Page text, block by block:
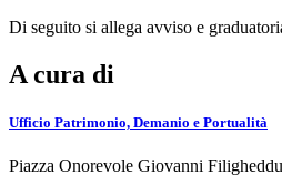
Di seguito si allega avviso e
A cura di
Ufficio Patrimonio, Demanio e Portualità
Piazza Onorevole Giovanni